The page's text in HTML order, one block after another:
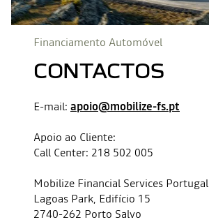
Financiamento Automóvel
CONTACTOS
E-mail: apoio@mobilize-fs.pt
Apoio ao Cliente:
Call Center: 218 502 005
Mobilize Financial Services Portugal
Lagoas Park, Edifício 15
2740-262 Porto Salvo